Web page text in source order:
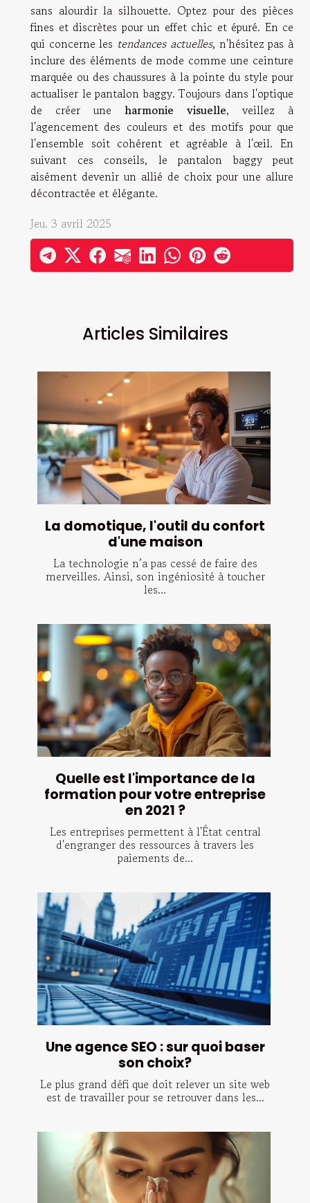
Articles Similaires
La domotique, l'outil du confort
d'une maison
La technologie n’a pas cessé de faire des
merveilles. Ainsi, son ingéniosité à toucher
les...
Quelle est l'importance de la
formation pour votre entreprise
en 2021 ?
Les entreprises permettent à l'État central
d'engranger des ressources à travers les
paiements de...
Une agence SEO : sur quoi baser
son choix?
Le plus grand défi que doit relever un site web
est de travailler pour se retrouver dans les...
sans alourdir la silhouette. Optez pour des pièces
fines et discrètes pour un effet chic et épuré. En ce
qui concerne les tendances actuelles, n'hésitez pas à
inclure des éléments de mode comme une ceinture
marquée ou des chaussures à la pointe du style pour
actualiser le pantalon baggy. Toujours dans l'optique
de créer uneharmonie visuelle, veillez à
l'agencement des couleurs et des motifs pour que
l'ensemble soit cohérent et agréable à l'œil. En
suivant ces conseils, le pantalon baggy peut
aisément devenir un allié de choix pour une allure
décontractée et élégante.
Jeu. 3 avril 2025